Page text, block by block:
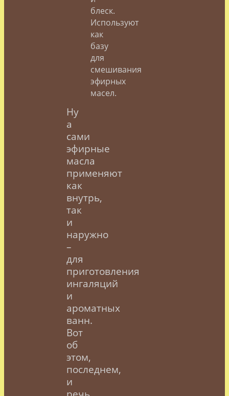
блеск.
Используют
как
базу
для
смешивания
эфирных
масел.
Ну
а
сами
эфирные
масла
применяют
как
внутрь,
так
и
наружно
–
для
приготовления
ингаляций
и
ароматных
ванн.
Вот
об
этом,
последнем,
и